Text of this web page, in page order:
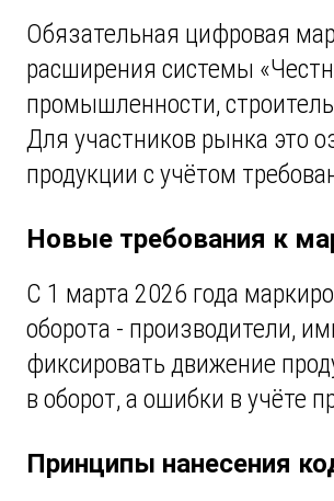
Обязательная цифровая
расширения системы
промышленности,
Для участников рынка это
продукции с учётом
Новые требования к
С 1 марта 2026 года
оборота - производители,
фиксировать движение
в оборот, а ошибки в учёте
Принципы нанесения